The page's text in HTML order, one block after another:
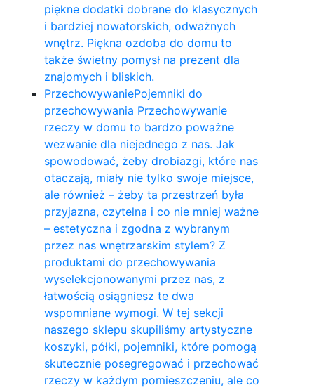
piękne dodatki dobrane do klasycznych
i bardziej nowatorskich, odważnych
wnętrz. Piękna ozdoba do domu to
także świetny pomysł na prezent dla
znajomych i bliskich.
PrzechowywaniePojemniki do
przechowywania Przechowywanie
rzeczy w domu to bardzo poważne
wezwanie dla niejednego z nas. Jak
spowodować, żeby drobiazgi, które nas
otaczają, miały nie tylko swoje miejsce,
ale również – żeby ta przestrzeń była
przyjazna, czytelna i co nie mniej ważne
– estetyczna i zgodna z wybranym
przez nas wnętrzarskim stylem? Z
produktami do przechowywania
wyselekcjonowanymi przez nas, z
łatwością osiągniesz te dwa
wspomniane wymogi. W tej sekcji
naszego sklepu skupiliśmy artystyczne
koszyki, półki, pojemniki, które pomogą
skutecznie posegregować i przechować
rzeczy w każdym pomieszczeniu, ale co